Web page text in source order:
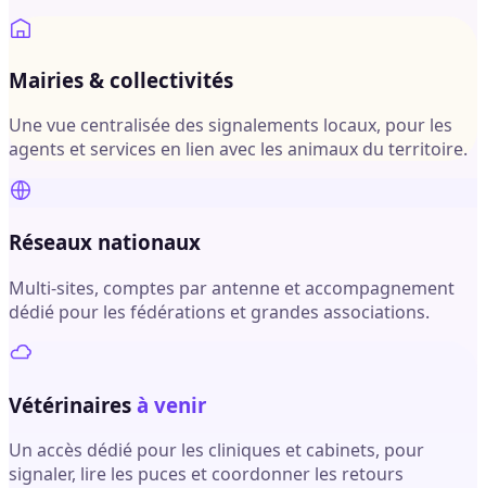
Mairies & collectivités
Une vue centralisée des signalements locaux, pour les
agents et services en lien avec les animaux du territoire.
Réseaux nationaux
Multi-sites, comptes par antenne et accompagnement
dédié pour les fédérations et grandes associations.
Vétérinaires à venir
Un accès dédié pour les cliniques et cabinets, pour
signaler, lire les puces et coordonner les retours